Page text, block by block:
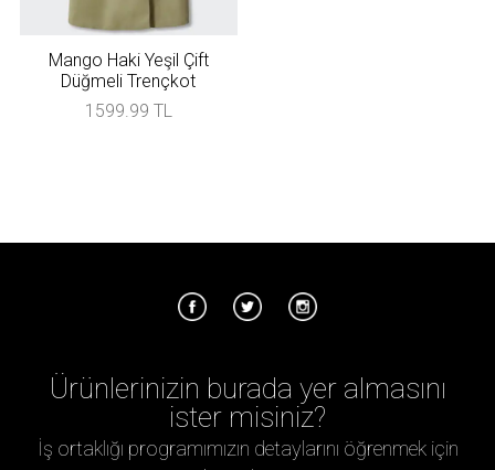
Mango Haki Yeşil Çift
Düğmeli Trençkot
1599.99 TL
Ürünlerinizin burada yer almasını
ister misiniz?
İş ortaklığı programımızın detaylarını öğrenmek için